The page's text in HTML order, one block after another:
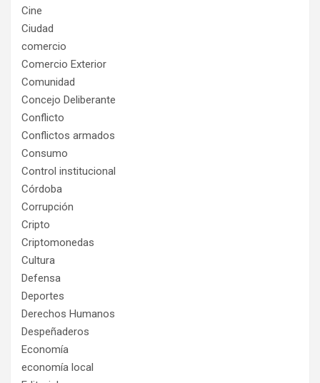
Cine
Ciudad
comercio
Comercio Exterior
Comunidad
Concejo Deliberante
Conflicto
Conflictos armados
Consumo
Control institucional
Córdoba
Corrupción
Cripto
Criptomonedas
Cultura
Defensa
Deportes
Derechos Humanos
Despeñaderos
Economía
economía local